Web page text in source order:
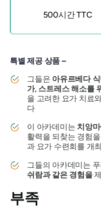
500시간 TTC
특별 제공 상품 –
그들은 아유르베다
가, 스트레스 해소를
을 고려한 요가 치료
다
이 아카데미는 치앙
활력을 되찾는 경험
과 요가 수련회를 개
그들의 아카데미는
쉬람과 같은 경험을
부족